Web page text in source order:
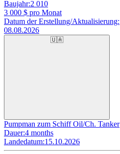
Baujahr:2 010
3 000 $ pro Monat
Datum der Erstellung/Aktualisierung:
08.08.2026
🇺🇦
Pumpman zum Schiff Oil/Ch. Tanker
Dauer:4 months
Landedatum:15.10.2026